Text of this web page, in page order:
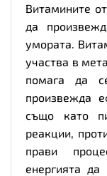
Витамините
да
умората.
участва в
помага да
произвежда
също като
реакции,
прави
енергията